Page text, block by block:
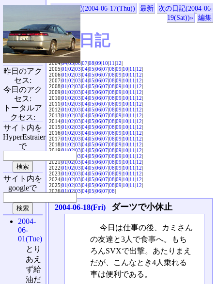
«前の日記(2004-06-17(Thu)) 最新
次の日記(2004-06-
19(Sat))»
編集
SVX日記
2004|04|05|06|07|08|09|10|11|12|
2005|01|02|03|04|05|06|07|08|09|10|11|12|
2006|01|02|03|04|05|06|07|08|09|10|11|12|
2007|01|02|03|04|05|06|07|08|09|10|11|12|
2008|01|02|03|04|05|06|07|08|09|10|11|12|
2009|01|02|03|04|05|06|07|08|09|10|11|12|
2010|01|02|03|04|05|06|07|08|09|10|11|12|
2011|01|02|03|04|05|06|07|08|09|10|11|12|
2012|01|02|03|04|05|06|07|08|09|10|11|12|
2013|01|02|03|04|05|06|07|08|09|10|11|12|
2014|01|02|03|04|05|06|07|08|09|10|11|12|
2015|01|02|03|04|05|06|07|08|09|10|11|12|
2016|01|02|03|04|05|06|07|08|09|10|11|12|
2017|01|02|03|04|05|06|07|08|09|10|11|12|
2018|01|02|03|04|05|06|07|08|09|10|11|12|
2019|01|02|03|04|05|06|07|08|09|10|11|12|
03|04|05|06|07|08|09|10|11|12|
2021|01|02|03|04|05|06|07|08|09|10|11|12|
2022|01|02|03|04|05|06|07|08|09|10|11|12|
2023|01|02|03|04|05|06|07|08|09|10|11|12|
2024|01|02|03|04|05|06|07|08|09|10|11|12|
2025|01|02|03|04|05|06|07|08|09|10|11|12|
2026|01|02|03|04|05|06|07|08|
2004-06-18(Fri) ダーツで小休止
今日は仕事の後、カミさん
の友達と3人で食事へ。もち
ろんSVXで出撃。あたりまえ
だが、こんなとき4人乗れる
車は便利である。
昨日のアク
セス:
今日のアク
セス:
トータルア
クセス:
サイト内を
HyperEstraier
で
サイト内を
googleで
2004-
06-
01(Tue)
とり
あえ
ず給
油だ